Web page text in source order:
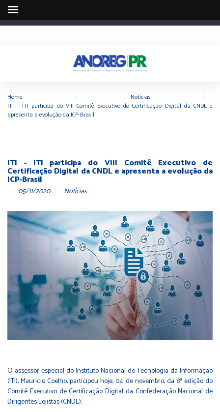
Home Notícias
ITI – ITI participa do VIII Comitê Executivo de Certificação Digital da CNDL e
apresenta a evolução da ICP-Brasil
ITI - ITI participa do VIII Comitê Executivo de
Certificação Digital da CNDL e apresenta a evolução da
ICP-Brasil
05/11/2020 Notícias
O assessor especial do Instituto Nacional de Tecnologia da Informação
(ITI), Maurício Coelho, participou hoje, 04 de novembro, da 8ª edição do
Comitê Executivo de Certificação Digital da Confederação Nacional de
Dirigentes Lojistas (CNDL).